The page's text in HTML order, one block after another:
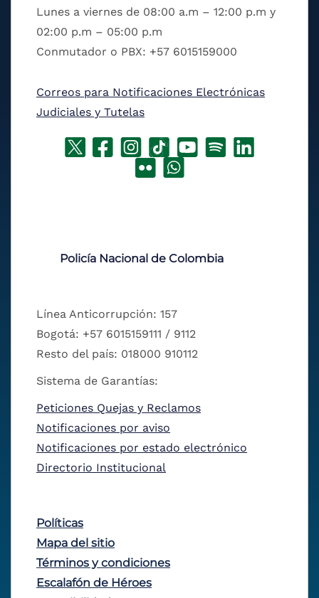
Lunes a viernes de 08:00 a.m – 12:00 p.m y
02:00 p.m – 05:00 p.m
Conmutador o PBX: +57 6015159000
Correos para Notificaciones Electrónicas
Judiciales y Tutelas
Policía Nacional de Colombia
Línea Anticorrupción: 157
Bogotá: +57 6015159111 / 9112
Resto del país: 018000 910112
Sistema de Garantías:
Peticiones Quejas y Reclamos
Notificaciones por aviso
Notificaciones por estado electrónico
Directorio Institucional
Políticas
Mapa del sitio
Términos y condiciones
Escalafón de Héroes